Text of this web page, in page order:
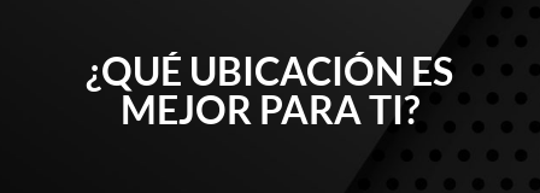
¿QUÉ UBICACIÓN ES
MEJOR PARA TI?